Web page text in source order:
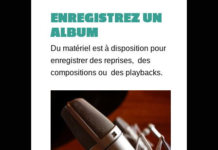
ENREGISTREZ UN
ALBUM
Du matériel est à disposition pour
enregistrer des reprises, des
compositions ou des playbacks.